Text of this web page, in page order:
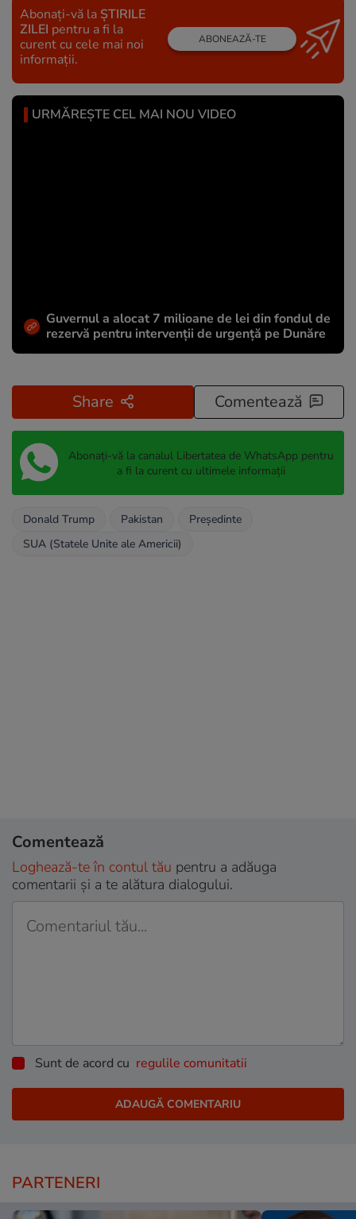
Abonați-vă la ȘTIRILE
ZILEI pentru a fi la
curent cu cele mai noi
informații.
ABONEAZĂ-TE
URMĂREȘTE CEL MAI NOU VIDEO
Guvernul a alocat 7 milioane de lei din fondul de
rezervă pentru intervenții de urgență pe Dunăre
Share Comentează
Abonați-vă la canalul Libertatea de WhatsApp pentru
a fi la curent cu ultimele informații
Donald Trump Pakistan
Președinte
SUA (Statele Unite ale Americii)
Comentează
Loghează-te în contul tău pentru a adăuga
comentarii și a te alătura dialogului.
Sunt de acord cu regulile comunitatii
PARTENERI